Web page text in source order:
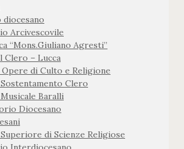
Arcivescovile
“Mons.Giuliano Agresti”
Clero – Lucca
Opere di Culto e Religione
Clero
Baralli
Diocesano
di Scienze Religiose